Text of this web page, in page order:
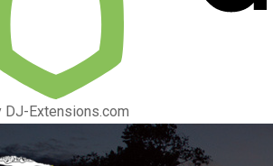
DJ-Extensions.com